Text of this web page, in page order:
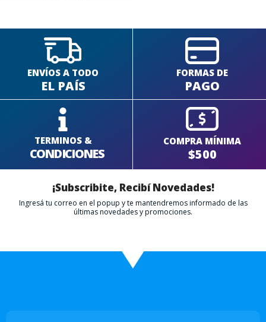
ENVÍOS A TODO
EL PAÍS
FORMAS DE
PAGO
TERMINOS &
CONDICIONES
COMPRA MÍNIMA
$500
¡Subscribite, Recibí Novedades!
Ingresá tu correo en el popup y te mantendremos informado de las
últimas novedades y promociones.